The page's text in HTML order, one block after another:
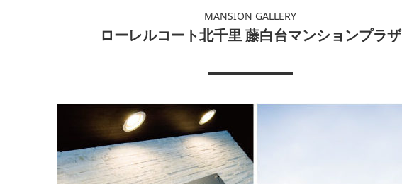
MANSION GALLERY
ローレルコート北千里 藤白台マンションプラザ